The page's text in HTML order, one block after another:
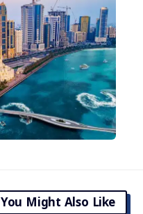
You Might Also Like